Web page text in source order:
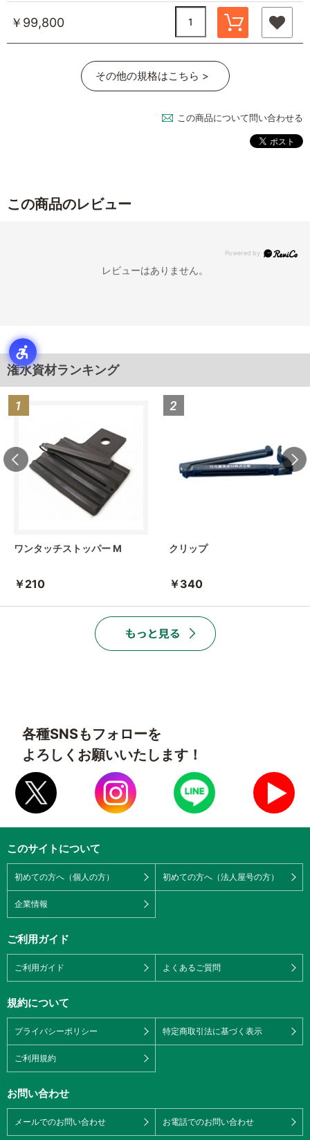
￥99,800
その他の規格はこちら >
この商品について問い合わせる
この商品のレビュー
レビューはありません。
潅水資材ランキング
ワンタッチストッパー M
￥210
クリップ
￥340
各種SNSもフォローを
よろしくお願いいたします！
このサイトについて
初めての方へ（個人の方） 初めての方へ（法人屋号の方）
企業情報
ご利用ガイド
ご利用ガイド よくあるご質問
規約について
プライバシーポリシー 特定商取引法に基づく表示
ご利用規約
お問い合わせ
メールでのお問い合わせ お電話でのお問い合わせ